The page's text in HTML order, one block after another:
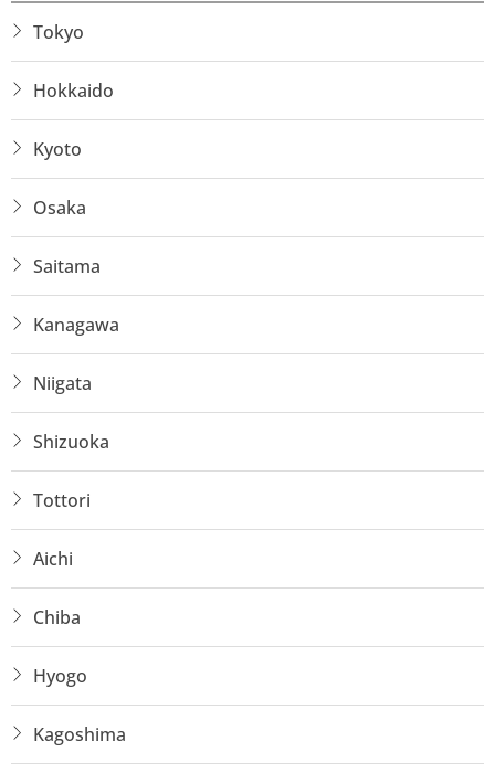
Tokyo
Hokkaido
Kyoto
Osaka
Saitama
Kanagawa
Niigata
Shizuoka
Tottori
Aichi
Chiba
Hyogo
Kagoshima